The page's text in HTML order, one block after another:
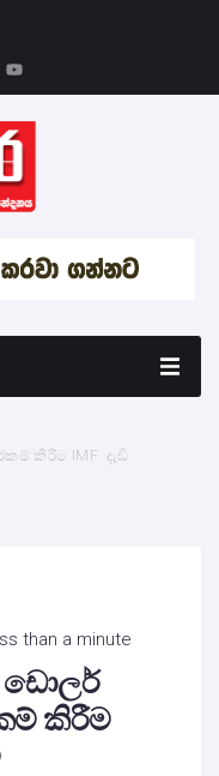
කිරීම IMF දැඩි
than a minute
ඩොලර්
කිරීම